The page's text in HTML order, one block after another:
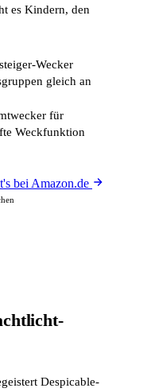
es Kindern, den
Wecker
gleich an
für
Weckfunktion
bei Amazon.de
Despicable-